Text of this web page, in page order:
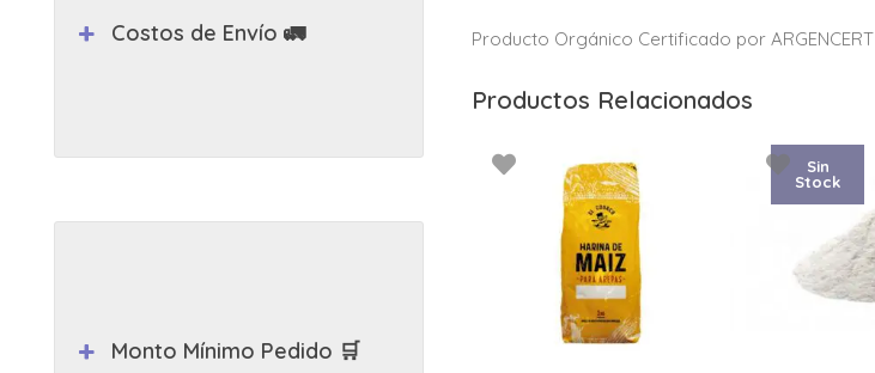
Producto Orgánico Certificado por ARGENCERT
Productos Relacionados
Sin
Stock
Costos de Envío 🚛
Monto Mínimo Pedido 🛒